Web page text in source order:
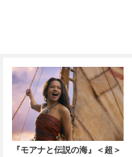
『モアナと伝説の海』＜超＞